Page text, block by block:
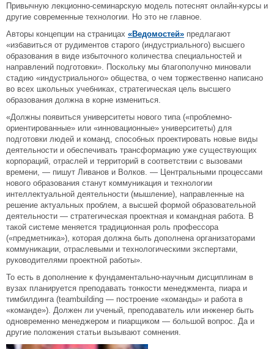
Привычную лекционно-семинарскую модель потеснят онлайн-курсы и
другие современные технологии. Но это не главное.
Авторы концепции на страницах «Ведомостей» предлагают
«избавиться от рудиментов старого (индустриального) высшего
образования в виде избыточного количества специальностей и
направлений подготовки». Поскольку мы благополучно миновали
стадию «индустриального» общества, о чем торжественно написано
во всех школьных учебниках, стратегическая цель высшего
образования должна в корне измениться.
«Должны появиться университеты нового типа («проблемно-
ориентированные» или «инновационные» университеты) для
подготовки людей и команд, способных проектировать новые виды
деятельности и обеспечивать трансформацию уже существующих
корпораций, отраслей и территорий в соответствии с вызовами
времени, — пишут Ливанов и Волков. — Центральными процессами
нового образования станут коммуникация и технологии
интеллектуальной деятельности (мышление), направленные на
решение актуальных проблем, а высшей формой образовательной
деятельности — стратегическая проектная и командная работа. В
такой системе меняется традиционная роль профессора
(«предметника»), которая должна быть дополнена организаторами
коммуникации, отраслевыми и технологическими экспертами,
руководителями проектной работы».
То есть в дополнение к фундаментально-научным дисциплинам в
вузах планируется преподавать тонкости менеджмента, пиара и
тимбилдинга (teambuilding — построение «команды» и работа в
«команде»). Должен ли ученый, преподаватель или инженер быть
одновременно менеджером и пиарщиком — большой вопрос. Да и
другие положения статьи вызывают сомнения.